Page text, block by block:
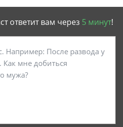
ответит вам через 5 минут!